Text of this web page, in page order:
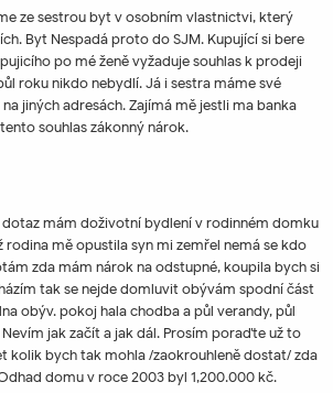
ze sestrou byt v osobním vlastnictvi, který
Byt Nespadá proto do SJM. Kupující si bere
po mé ženě vyžaduje souhlas k prodeji
roku nikdo nebydlí. Já i sestra máme své
jiných adresách. Zajímá mě jestli ma banka
souhlas zákonný nárok.
mám doživotní bydlení v rodinném domku
rodina mě opustila syn mi zemřel nemá se kdo
zda mám nárok na odstupné, koupila bych si
tak se nejde domluvit obývám spodní část
obýv. pokoj hala chodba a půl verandy, půl
jak začít a jak dál. Prosím poraďte už to
kolik bych tak mohla /zaokrouhleně dostat/ zda
domu v roce 2003 byl 1,200.000 kč.